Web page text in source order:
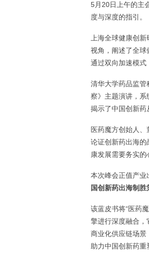
5月20日上午的主
度与深度的指引。
上海全球健康创
视角，阐述了全球
通过双向加速模式
清华大学药品监管
察》主题演讲，系
揭示了中国创新药
医药魔方创始人
论证创新药出海的
康发展需要务实的
本次峰会正值产业
国创新药出海制胜
该蓝皮书将“医药
擎进行深度融合，
商业化供应链场景
助力中国创新药重